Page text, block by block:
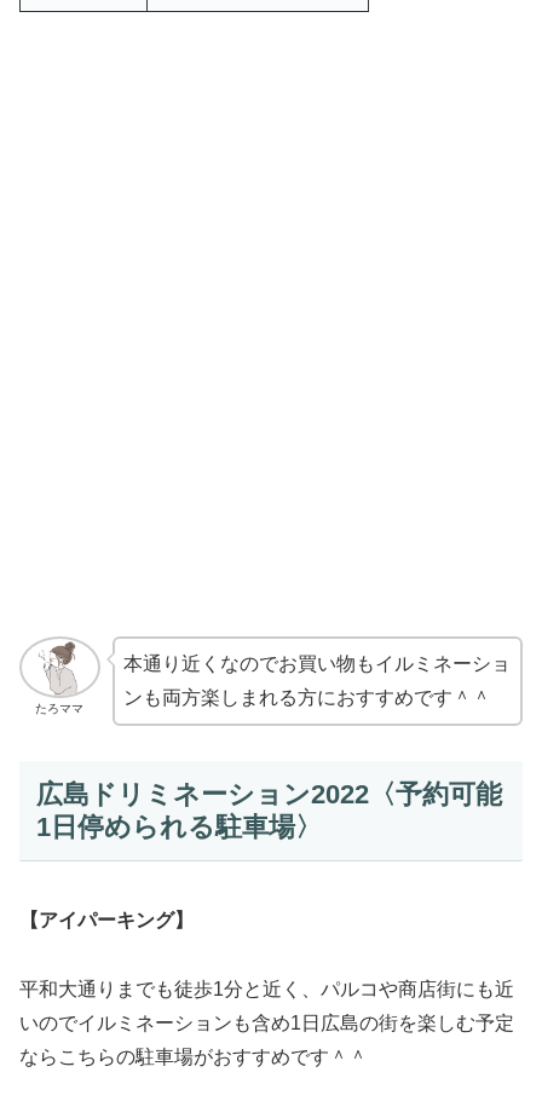
たろママ
本通り近くなのでお買い物もイルミネーショ
ンも両方楽しまれる方におすすめです＾＾
広島ドリミネーション2022〈予約可能
1日停められる駐車場〉
【アイパーキング】
平和大通りまでも徒歩1分と近く、パルコや商店街にも近
いのでイルミネーションも含め1日広島の街を楽しむ予定
ならこちらの駐車場がおすすめです＾＾